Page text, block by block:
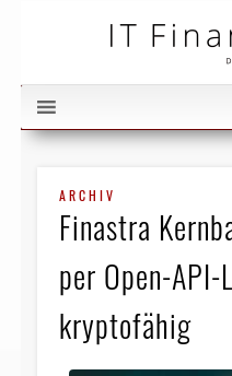
ARCHIV
Finastra
per Open-API-
kryptofähig